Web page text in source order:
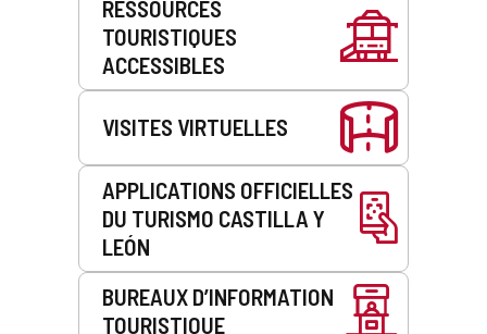
RESSOURCES
TOURISTIQUES
ACCESSIBLES
VISITES VIRTUELLES
APPLICATIONS OFFICIELLES
DU TURISMO CASTILLA Y
LEÓN
BUREAUX D’INFORMATION
TOURISTIQUE